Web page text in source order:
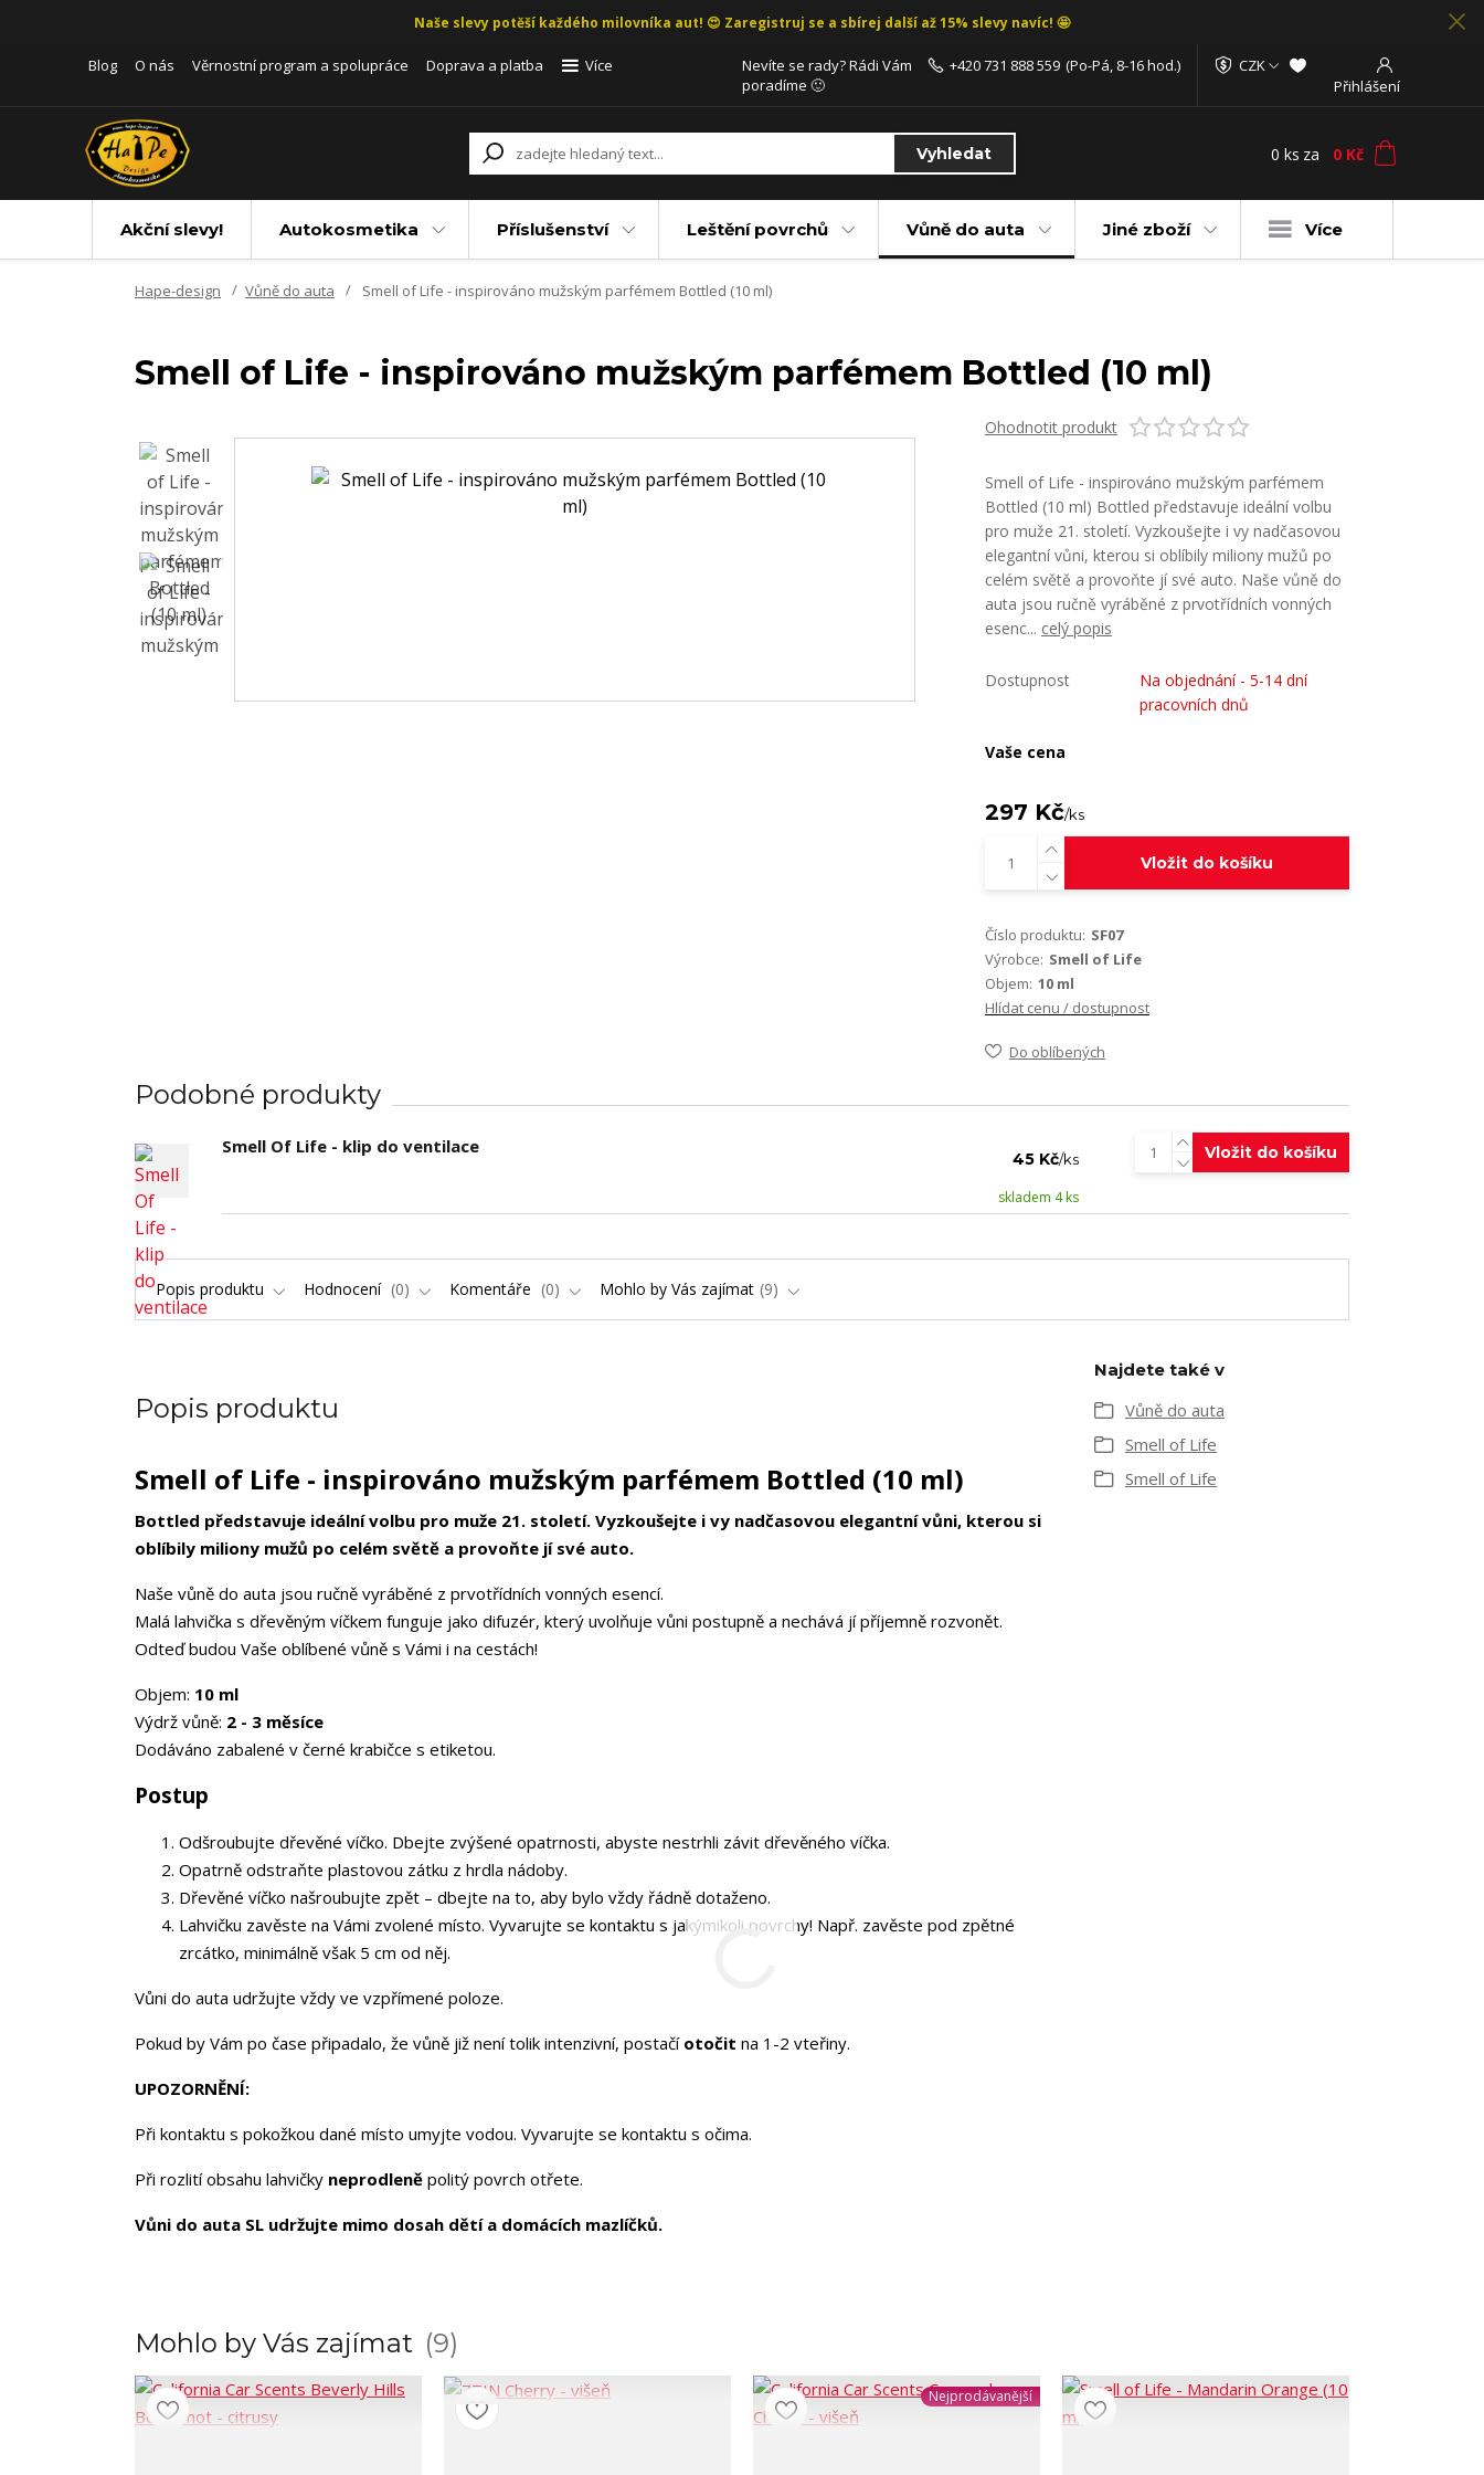
Naše slevy potěší každého milovníka aut! 😍 Zaregistruj se a sbírej další až 15% slevy navíc! 🤩
Blog O nás Věrnostní program a spolupráce Doprava a platba Více
CZK
Přihlášení
Vyhledat
Nevíte se rady? Rádi Vám
poradíme 🙂
+420 731 888 559 (Po-Pá, 8-16 hod.)
0 ks za 0 Kč
Akční slevy! Autokosmetika Příslušenství Leštění povrchů Vůně do auta Jiné zboží Více
Hape-design Vůně do auta Smell of Life - inspirováno mužským parfémem Bottled (10 ml)
Smell of Life - inspirováno mužským parfémem Bottled (10 ml)
Ohodnotit produkt
Smell of Life - inspirováno mužským parfémem
Bottled (10 ml) Bottled představuje ideální volbu
pro muže 21. století. Vyzkoušejte i vy nadčasovou
elegantní vůni, kterou si oblíbily miliony mužů po
celém světě a provoňte jí své auto. Naše vůně do
auta jsou ručně vyráběné z prvotřídních vonných
esenc... celý popis
Dostupnost
Na objednání - 5-14 dní
pracovních dnů
Vaše cena
297 Kč/ks
Vložit do košíku
Číslo produktu: SF07
Výrobce: Smell of Life
Objem: 10 ml
Hlídat cenu / dostupnost
Do oblíbených
Podobné produkty
Smell Of Life - klip do ventilace
45 Kč/ks
skladem 4 ks
Vložit do košíku
Popis produktu Hodnocení 0 Komentáře 0 Mohlo by Vás zajímat 9
Popis produktu
Smell of Life - inspirováno mužským parfémem Bottled (10 ml)
Bottled představuje ideální volbu pro muže 21. století. Vyzkoušejte i vy nadčasovou elegantní vůni, kterou si
oblíbily miliony mužů po celém světě a provoňte jí své auto.
Naše vůně do auta jsou ručně vyráběné z prvotřídních vonných esencí.
Malá lahvička s dřevěným víčkem funguje jako difuzér, který uvolňuje vůni postupně a nechává jí příjemně rozvonět.
Odteď budou Vaše oblíbené vůně s Vámi i na cestách!
Objem: 10 ml
Výdrž vůně: 2 - 3 měsíce
Dodáváno zabalené v černé krabičce s etiketou.
Postup
Odšroubujte dřevěné víčko. Dbejte zvýšené opatrnosti, abyste nestrhli závit dřevěného víčka.
Opatrně odstraňte plastovou zátku z hrdla nádoby.
Dřevěné víčko našroubujte zpět – dbejte na to, aby bylo vždy řádně dotaženo.
Lahvičku zavěste na Vámi zvolené místo. Vyvarujte se kontaktu s jakýmikoli povrchy! Např. zavěste pod zpětné
zrcátko, minimálně však 5 cm od něj.
Vůni do auta udržujte vždy ve vzpřímené poloze.
Pokud by Vám po čase připadalo, že vůně již není tolik intenzivní, postačí otočit na 1-2 vteřiny.
UPOZORNĚNÍ:
Při kontaktu s pokožkou dané místo umyjte vodou. Vyvarujte se kontaktu s očima.
Při rozlití obsahu lahvičky neprodleně politý povrch otřete.
Vůni do auta SL udržujte mimo dosah dětí a domácích mazlíčků.
Najdete také v
Vůně do auta
Smell of Life
Smell of Life
Mohlo by Vás zajímat 9
Nejprodávanější